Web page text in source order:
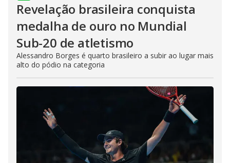
Revelação brasileira conquista
medalha de ouro no Mundial
Sub-20 de atletismo
Alessandro Borges é quarto brasileiro a subir ao lugar mais
alto do pódio na categoria